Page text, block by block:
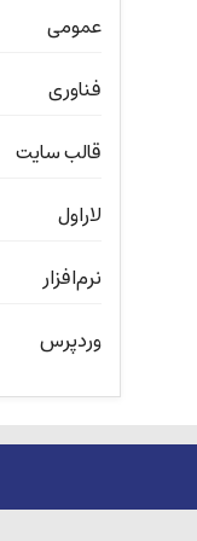
عمومی
فناوری
قالب سایت
لاراول
نرم‌افزار
وردپرس